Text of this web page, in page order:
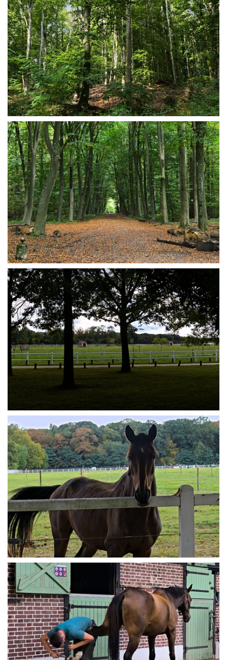
Forêt de Fausses Reposes
Forêt de Fausses Reposes
Haras de Jardy
Haras de Jardy